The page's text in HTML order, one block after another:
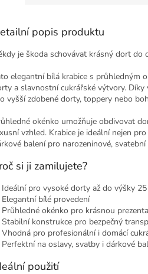
popis produktu
je škoda schovávat krásný dort do
elegantní bílá krabice s průhledným
a slavnostní cukrářské výtvory.
vyšší zdobené dorty, toppery nebo
okénko umožňuje obdivovat
vzhled. Krabice je ideální nejen
balení pro narozeninové,
si ji zamilujete?
Ideální pro vysoké dorty až do výšky 25
Elegantní bílé provedení
Průhledné okénko pro krásnou
Stabilní konstrukce pro bezpečný
Vhodná pro profesionální i domácí
Perfektní na oslavy, svatby i dárkové
použití